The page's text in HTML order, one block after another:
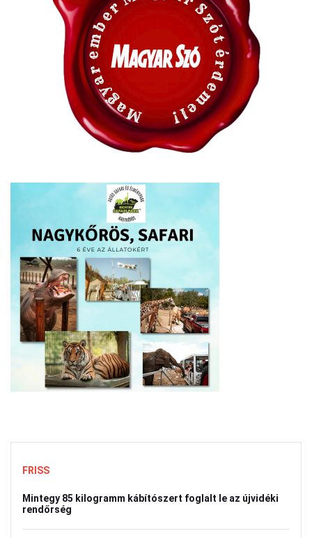
FRISS
Mintegy 85 kilogramm kábítószert foglalt le az újvidéki
rendőrség